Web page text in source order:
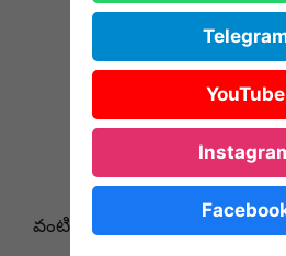
ఉచిత భోజనం
ప్రత్యేక శిక్షణ
కోర్సు పూర్తి చేసిన తర్వాత
డిపాజిట్
వంటి ప్రయోజనాలు అందిస్తారు.
YouTube